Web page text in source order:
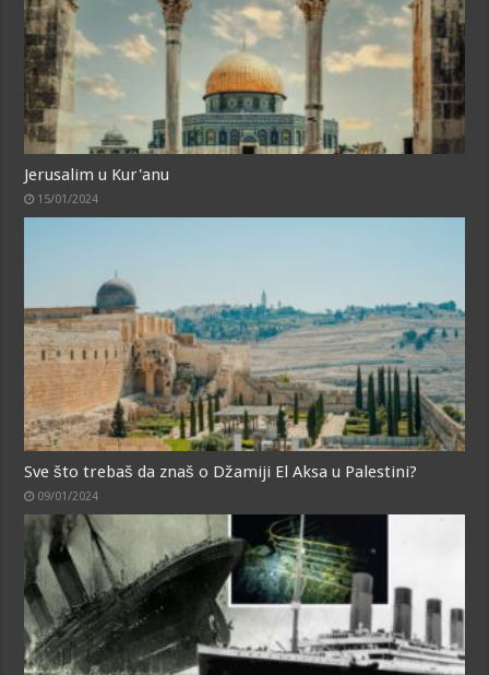
Jerusalim u Kur'anu
15/01/2024
Sve što trebaš da znaš o Džamiji El Aksa u Palestini?
09/01/2024